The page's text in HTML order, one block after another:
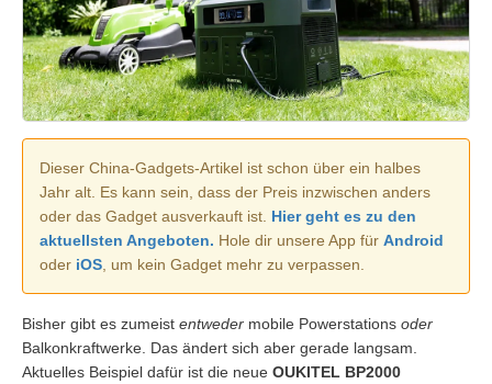
Dieser China-Gadgets-Artikel ist schon über ein halbes
Jahr alt. Es kann sein, dass der Preis inzwischen anders
oder das Gadget ausverkauft ist. Hier geht es zu den
aktuellsten Angeboten. Hole dir unsere App für Android
oder iOS, um kein Gadget mehr zu verpassen.
Bisher gibt es zumeist entweder mobile Powerstations oder
Balkonkraftwerke. Das ändert sich aber gerade langsam.
Aktuelles Beispiel dafür ist die neue OUKITEL BP2000